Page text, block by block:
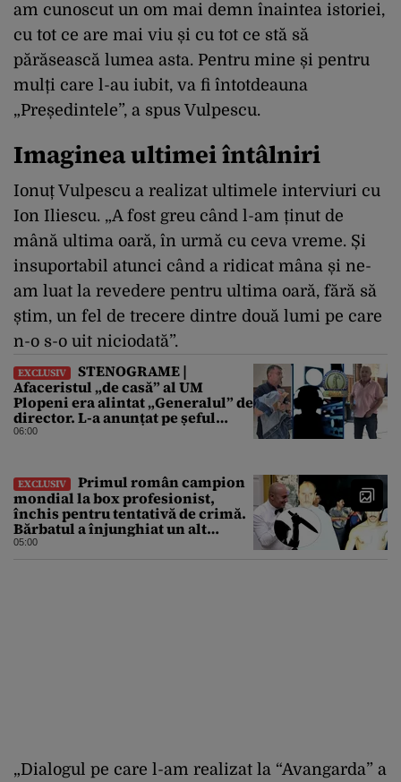
am cunoscut un om mai demn înaintea istoriei,
cu tot ce are mai viu și cu tot ce stă să
părăsească lumea asta. Pentru mine și pentru
mulți care l-au iubit, va fi întotdeauna
„Președintele”, a spus Vulpescu.
Imaginea ultimei întâlniri
Ionuț Vulpescu a realizat ultimele interviuri cu
Ion Iliescu. „A fost greu când l-am ținut de
mână ultima oară, în urmă cu ceva vreme. Și
insuportabil atunci când a ridicat mâna și ne-
am luat la revedere pentru ultima oară, fără să
știm, un fel de trecere dintre două lumi pe care
n-o s-o uit niciodată”.
EXCLUSIV
STENOGRAME |
Afaceristul „de casă” al UM
Plopeni era alintat „Generalul” de
director. L-a anunțat pe șeful
uzinei că i-a adus „subțireanu,
06:00
EXCLUSIV
Primul român campion
mondial la box profesionist,
închis pentru tentativă de crimă.
Bărbatul a înjunghiat un alt
interlop periculos
05:00
„Dialogul pe care l-am realizat la “Avangarda” a